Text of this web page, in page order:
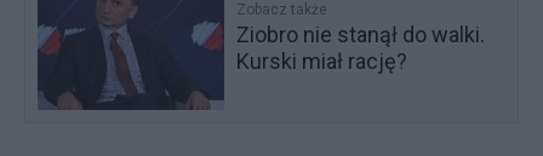
Zobacz także
Ziobro nie stanął do walki.
Kurski miał rację?